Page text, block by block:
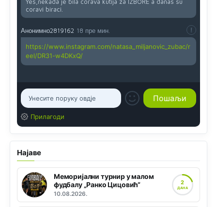
coravi biraci.
Анонимно2819162 18 пре мин.
https://www.instagram.com/natasa_miljanovic_zubac/r
eel/DR31-w4DKxQ/
Прилагоди
Најаве
Меморијални турнир у малом
фудбалу „Ранко Цицовић“
10.08.2026.
2
ДАНА